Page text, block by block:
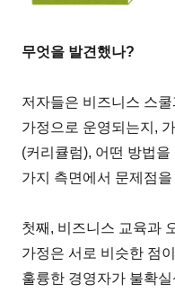
무엇을 발견했나?
저자들은 비즈니스 스
가정으로 운영되는지,
(커리큘럼), 어떤 방법
가지 측면에서 문제점
첫째, 비즈니스 교육과
가정은 서로 비슷한 점
훌륭한 경영자가 불확